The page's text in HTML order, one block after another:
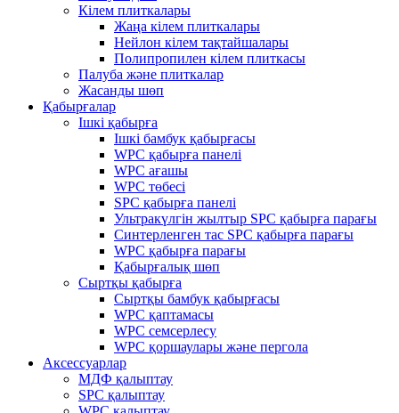
Кілем плиткалары
Жаңа кілем плиткалары
Нейлон кілем тақтайшалары
Полипропилен кілем плиткасы
Палуба және плиткалар
Жасанды шөп
Қабырғалар
Ішкі қабырға
Ішкі бамбук қабырғасы
WPC қабырға панелі
WPC ағашы
WPC төбесі
SPC қабырға панелі
Ультракүлгін жылтыр SPC қабырға парағы
Синтерленген тас SPC қабырға парағы
WPC қабырға парағы
Қабырғалық шөп
Сыртқы қабырға
Сыртқы бамбук қабырғасы
WPC қаптамасы
WPC семсерлесу
WPC қоршаулары және пергола
Аксессуарлар
МДФ қалыптау
SPC қалыптау